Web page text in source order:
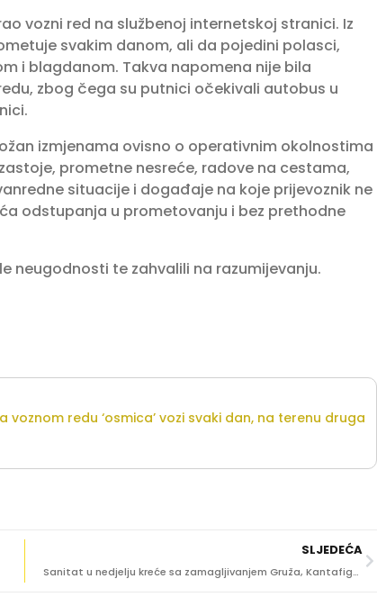
vozni red na službenoj internetskoj stranici. Iz
svakim danom, ali da pojedini polasci,
i blagdanom. Takva napomena nije bila
zbog čega su putnici očekivali autobus u
izmjenama ovisno o operativnim okolnostima
prometne nesreće, radove na cestama,
situacije i događaje na koje prijevoznik ne
odstupanja u prometovanju i bez prethodne
neugodnosti te zahvalili na razumijevanju.
Na voznom redu ‘osmica’ vozi svaki dan, na terenu druga
SLJEDEĆA
Sanitat u nedjelju kreće sa zamagljivanjem Gruža, Kantafiga, Šipčina i Nuncijate